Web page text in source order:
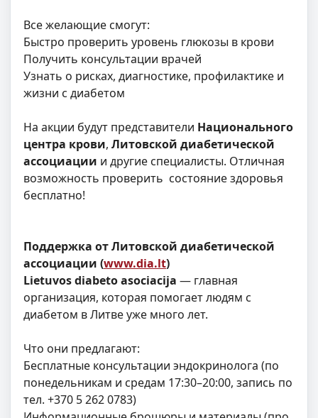
Все желающие смогут:
Быстро проверить уровень глюкозы в крови
Получить консультации врачей
Узнать о рисках, диагностике, профилактике и
жизни с диабетом
На акции будут представители Национального
центра крови, Литовской диабетической
ассоциации и другие специалисты. Отличная
возможность проверить состояние здоровья
бесплатно!
Поддержка от Литовской диабетической
ассоциации (www.dia.lt)
Lietuvos diabeto asociacija — главная
организация, которая помогает людям с
диабетом в Литве уже много лет.
Что они предлагают:
Бесплатные консультации эндокринолога (по
понедельникам и средам 17:30–20:00, запись по
тел. +370 5 262 0783)